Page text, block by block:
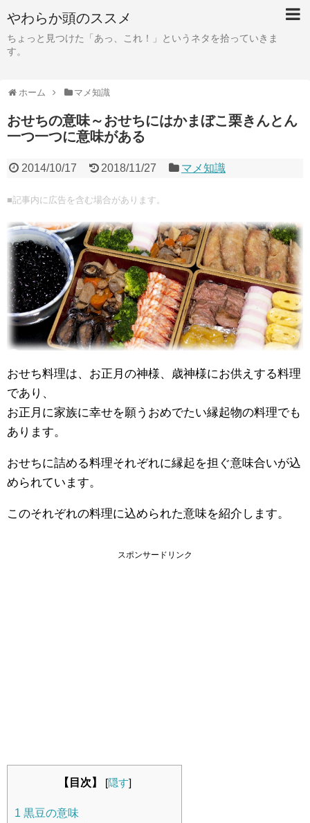
やわらか頭のススメ
ちょっと見つけた「あっ、これ！」というネタを拾っていきま
す。
ホーム マメ知識
おせちの意味～おせちにはかまぼこ栗きんとん
一つ一つに意味がある
2014/10/17 2018/11/27 マメ知識
■記事内に広告を含む場合があります。
おせち料理は、お正月の神様、歳神様にお供えする料理
であり、
お正月に家族に幸せを願うおめでたい縁起物の料理でも
あります。
おせちに詰める料理それぞれに縁起を担ぐ意味合いが込
められています。
このそれぞれの料理に込められた意味を紹介します。
スポンサードリンク
【目次】 [隠す]
1 黒豆の意味